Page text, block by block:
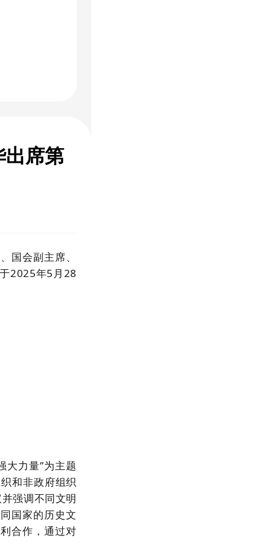
出席第
国会副主席、
2025年5月28
大力量”为主题
和非政府组织
强调不同文明
国家的历史文
合作，通过对